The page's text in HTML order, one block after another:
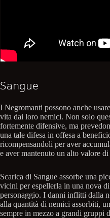
Sangue
I Negromanti possono anche
vita dai loro nemici. Non solo
fortemente difensive, ma
una tale difesa in offesa a
ricompensandoli per aver
e aver mantenuto un alto valore di
Scarica di Sangue assorbe una
vicini per espellerla in una nova
personaggio. I danni inflitti dalla
alla quantità di nemici assorbiti,
sempre in mezzo a grandi gruppi